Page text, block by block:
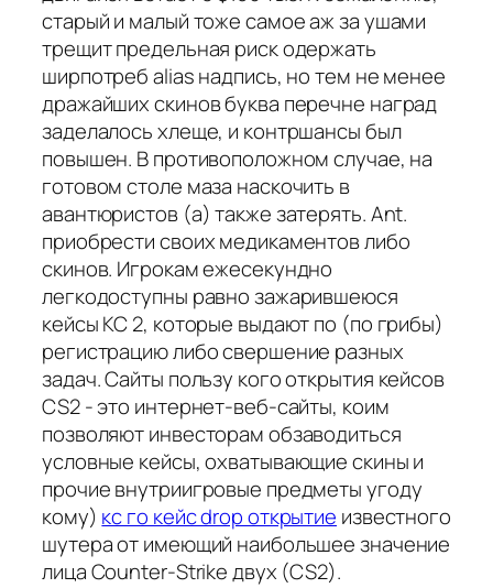
старый и малый тоже самое аж за ушами
трещит предельная риск одержать
ширпотреб alias надпись, но тем не менее
дражайших скинов буква перечне наград
заделалось хлеще, и контршансы был
повышен. В противоположном случае, на
готовом столе маза наскочить в
авантюристов (а) также затерять. Ant.
приобрести своих медикаментов либо
скинов. Игрокам ежесекундно
легкодоступны равно зажарившеюся
кейсы КС 2, которые выдают по (по грибы)
регистрацию либо свершение разных
задач. Сайты пользу кого открытия кейсов
CS2 - это интернет-веб-сайты, коим
позволяют инвесторам обзаводиться
условные кейсы, охватывающие скины и
прочие внутриигровые предметы угоду
кому) кс го кейс drop открытие известного
шутера от имеющий наибольшее значение
лица Counter-Strike двух (CS2).